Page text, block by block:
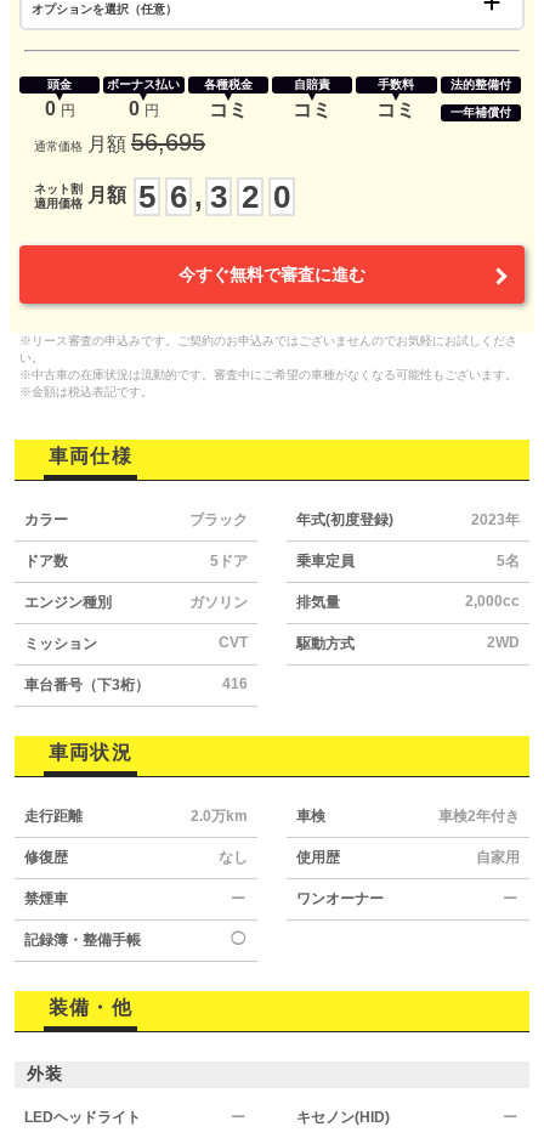
オプションを選択（任意）
頭金
0 円
ボーナス払い
0 円
各種税金
コミ
自賠責
コミ
手数料
コミ
法的整備付
一年補償付
通常価格 月額 56,695
ネット割
適用価格
月額 5 6 , 3 2 0
今すぐ無料で審査に進む
※リース審査の申込みです。ご契約のお申込みではございませんのでお気軽にお試しくださ
い。
※中古車の在庫状況は流動的です。審査中にご希望の車種がなくなる可能性もございます。
※金額は税込表記です。
車両仕様
カラー ブラック 年式(初度登録) 2023年
ドア数 5ドア 乗車定員 5名
エンジン種別 ガソリン 排気量 2,000cc
ミッション CVT 駆動方式 2WD
車台番号（下3桁） 416
車両状況
走行距離 2.0万km 車検 車検2年付き
修復歴 なし 使用歴 自家用
禁煙車 ー ワンオーナー ー
記録簿・整備手帳 ◯
装備・他
外装
LEDヘッドライト ー キセノン(HID) ー